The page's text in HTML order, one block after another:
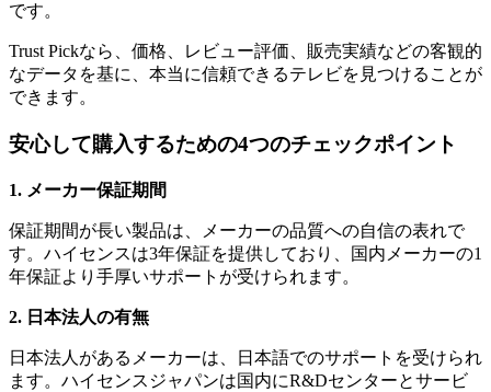
です。
Trust Pickなら、価格、レビュー評価、販売実績などの客観的
なデータを基に、本当に信頼できるテレビを見つけることが
できます。
安心して購入するための4つのチェックポイント
1. メーカー保証期間
保証期間が長い製品は、メーカーの品質への自信の表れで
す。ハイセンスは3年保証を提供しており、国内メーカーの1
年保証より手厚いサポートが受けられます。
2. 日本法人の有無
日本法人があるメーカーは、日本語でのサポートを受けられ
ます。ハイセンスジャパンは国内にR&Dセンターとサービ